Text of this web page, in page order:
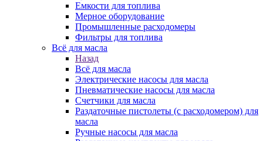
Емкости для топлива
Мерное оборудование
Промышленные расходомеры
Фильтры для топлива
Всё для масла
Назад
Всё для масла
Электрические насосы для масла
Пневматические насосы для масла
Счетчики для масла
Раздаточные пистолеты (с расходомером) для
масла
Ручные насосы для масла